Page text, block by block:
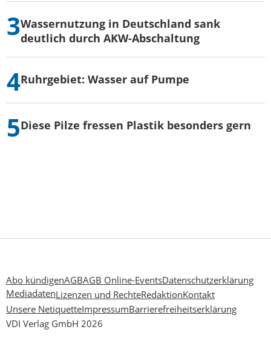
Wassernutzung in Deutschland sank
deutlich durch AKW-Abschaltung
Ruhrgebiet: Wasser auf Pumpe
Diese Pilze fressen Plastik besonders gern
Abo kündigenAGBAGB Online-EventsDatenschutzerklärung
MediadatenLizenzen und RechteRedaktionKontakt
Unsere NetiquetteImpressumBarrierefreiheitserklärung
VDI Verlag GmbH 2026